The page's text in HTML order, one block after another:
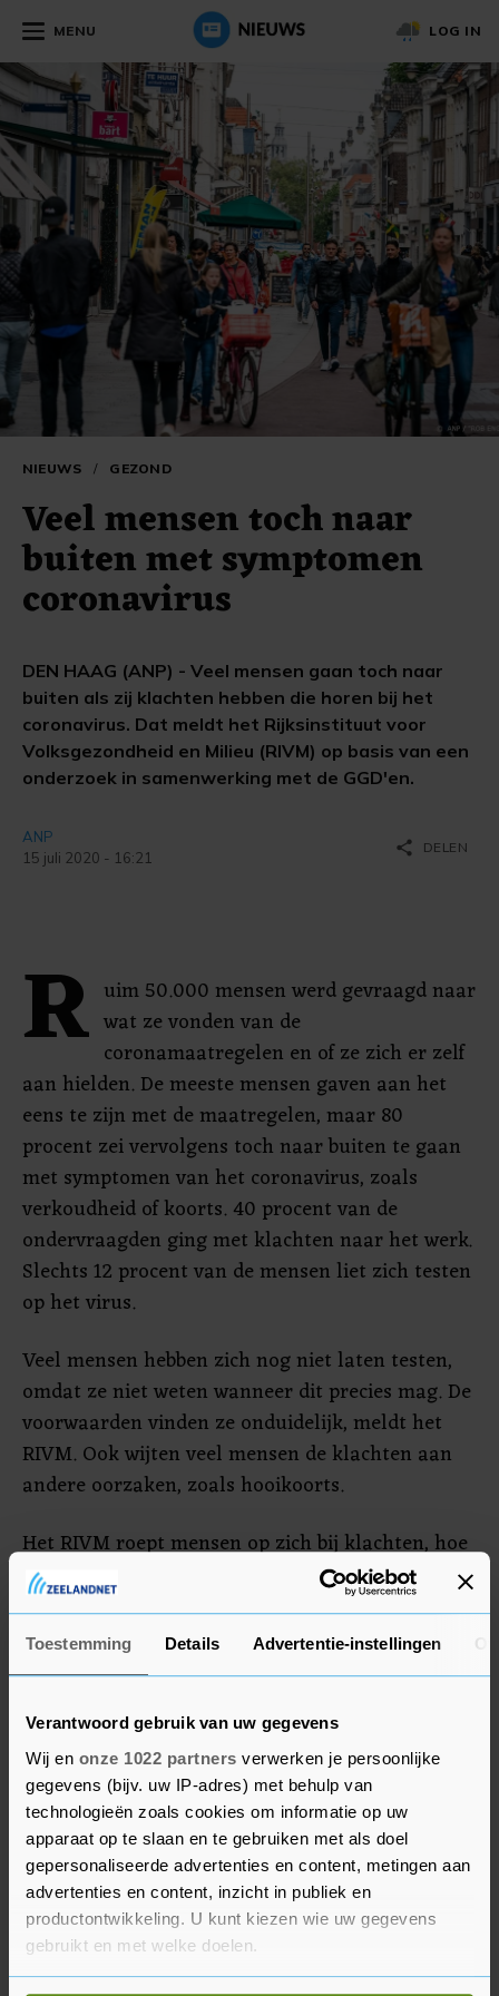
Toestemming Details Advertentie-instellingen
Verantwoord gebruik van uw gegevens
Wij en onze 1022 partners verwerken je persoonlijke
gegevens (bijv. uw IP-adres) met behulp van
technologieën zoals cookies om informatie op uw
apparaat op te slaan en te gebruiken met als doel
gepersonaliseerde advertenties en content, metingen aan
advertenties en content, inzicht in publiek en
productontwikkeling. U kunt kiezen wie uw gegevens
gebruikt en met welke doelen.
MENU LOG IN
NIEUWS / GEZOND
Veel mensen toch naar
buiten met symptomen
coronavirus
DEN HAAG (ANP) - Veel mensen gaan toch naar
buiten als zij klachten hebben die horen bij het
coronavirus. Dat meldt het Rijksinstituut voor
Volksgezondheid en Milieu (RIVM) op basis van een
onderzoek in samenwerking met de GGD'en.
ANP
15 juli 2020 - 16:21
share DELEN
R uim 50.000 mensen werd gevraagd naar
wat ze vonden van de
coronamaatregelen en of ze zich er zelf
aan hielden. De meeste mensen gaven aan het
eens te zijn met de maatregelen, maar 80
procent zei vervolgens toch naar buiten te gaan
met symptomen van het coronavirus, zoals
verkoudheid of koorts. 40 procent van de
ondervraagden ging met klachten naar het werk.
Slechts 12 procent van de mensen liet zich testen
op het virus.
Veel mensen hebben zich nog niet laten testen,
omdat ze niet weten wanneer dit precies mag. De
voorwaarden vinden ze onduidelijk, meldt het
RIVM. Ook wijten veel mensen de klachten aan
andere oorzaken, zoals hooikoorts.
Het RIVM roept mensen op zich bij klachten, hoe
minimaal ook, thuis te blijven en zich direct te
laten testen. Als mensen zich snel laten testen,
kunnen veel besmettingen worden voorkomen,
aldus het RIVM.